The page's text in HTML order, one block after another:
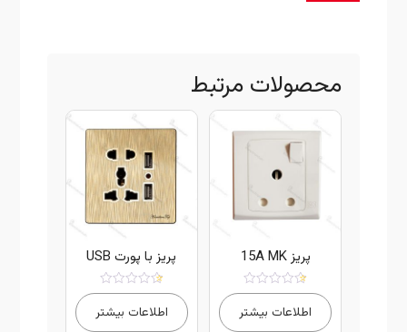
محصولات مرتبط
پریز 15A MK
امتیاز
5.00
از 5
اطلاعات بیشتر
پریز با پورت USB
امتیاز
5.00
از 5
اطلاعات بیشتر